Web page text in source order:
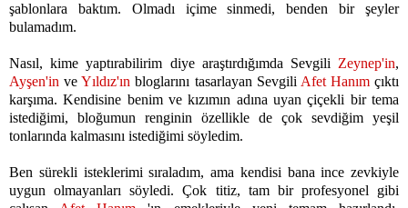
şablonlara baktım. Olmadı içime sinmedi, benden bir şeyler
bulamadım.
Nasıl, kime yaptırabilirim diye araştırdığımda Sevgili Zeynep'in,
Ayşen'in veYıldız'ın bloglarını tasarlayan Sevgili Afet Hanım çıktı
karşıma.Kendisine benim ve kızımın adına uyan çiçekli bir tema
istediğimi, bloğumun renginin özellikle de çok sevdiğim yeşil
tonlarında kalmasını istediğimi söyledim.
Ben sürekli isteklerimi sıraladım, ama kendisi bana ince zevkiyle
uygun olmayanları söyledi. Çok titiz, tam bir profesyonel gibi